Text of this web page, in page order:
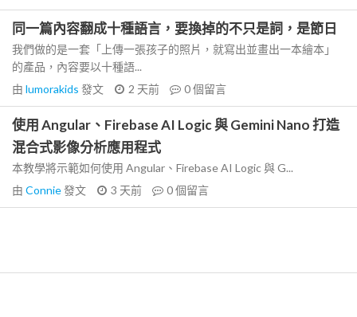
同一篇內容翻成十種語言，要換掉的不只是詞，是節日
我們做的是一套「上傳一張孩子的照片，就寫出並畫出一本繪本」
的產品，內容要以十種語...
由 lumorakids 發文 2 天前 0個留言
使用 Angular、Firebase AI Logic 與 Gemini Nano 打造
混合式影像分析應用程式
本教學將示範如何使用 Angular、Firebase AI Logic 與 G...
由 Connie發文 3 天前 0個留言